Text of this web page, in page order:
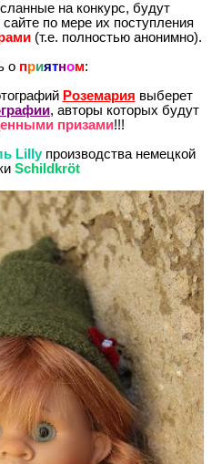
на конкурс, будут
по мере их поступления
(т.е. полностью анонимно).
о приятном:
Роземария выберет
, авторы которых будут
призами!!!
Lilly производства немецкой
Schildkröt